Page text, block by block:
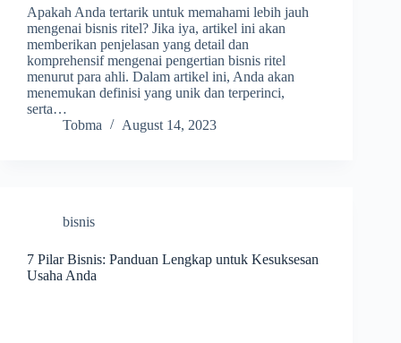
Apakah Anda tertarik untuk memahami lebih jauh
mengenai bisnis ritel? Jika iya, artikel ini akan
memberikan penjelasan yang detail dan
komprehensif mengenai pengertian bisnis ritel
menurut para ahli. Dalam artikel ini, Anda akan
menemukan definisi yang unik dan terperinci,
serta…
Tobma
August 14, 2023
bisnis
7 Pilar Bisnis: Panduan Lengkap untuk Kesuksesan
Usaha Anda